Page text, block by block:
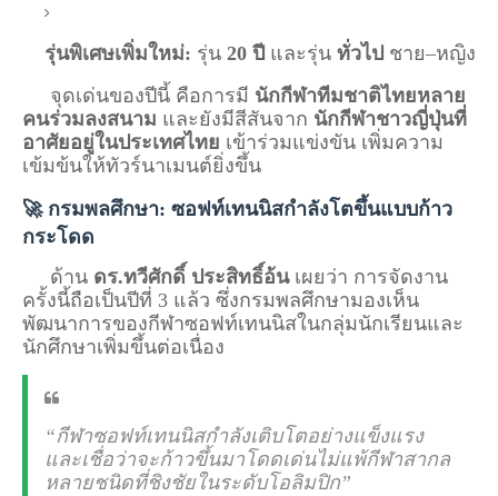
รุ่นพิเศษเพิ่มใหม่: รุ่น 20 ปี และรุ่น ทั่วไป ชาย–หญิง
จุดเด่นของปีนี้ คือการมี นักกีฬาทีมชาติไทยหลาย
คนร่วมลงสนาม และยังมีสีสันจาก นักกีฬาชาวญี่ปุ่นที่
อาศัยอยู่ในประเทศไทย เข้าร่วมแข่งขัน เพิ่มความ
เข้มข้นให้ทัวร์นาเมนต์ยิ่งขึ้น
🚀 กรมพลศึกษา: ซอฟท์เทนนิสกำลังโตขึ้นแบบก้าว
กระโดด
ด้าน ดร.ทวีศักดิ์ ประสิทธิ์อ้นเผยว่า การจัดงาน
ครั้งนี้ถือเป็นปีที่ 3 แล้ว ซึ่งกรมพลศึกษามองเห็น
พัฒนาการของกีฬาซอฟท์เทนนิสในกลุ่มนักเรียนและ
นักศึกษาเพิ่มขึ้นต่อเนื่อง
“กีฬาซอฟท์เทนนิสกำลังเติบโตอย่างแข็งแรง
และเชื่อว่าจะก้าวขึ้นมาโดดเด่นไม่แพ้กีฬาสากล
หลายชนิดที่ชิงชัยในระดับโอลิมปิก”